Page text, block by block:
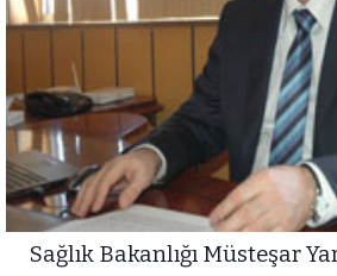
Sağlık Bakanlığı Müsteşar